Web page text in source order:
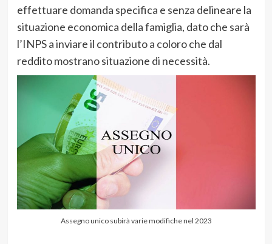
effettuare domanda specifica e senza delineare la
situazione economica della famiglia, dato che sarà
l’INPS a inviare il contributo a coloro che dal
reddito mostrano situazione di necessità.
Assegno unico subirà varie modifiche nel 2023